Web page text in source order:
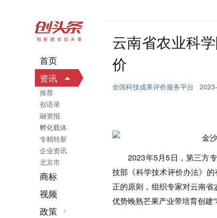
云南省农业科
价
全国科技成果评价服务平台
2023年5月5日，第三方专
技部《科学技术评价办法》
正的原则，组织专家对云南省
优势晚熟芒果产业带培育创建
首页
资讯
推荐
创语录
融资报
孵化载体
专精特新
企业资讯
北京市
商标
视频
政策